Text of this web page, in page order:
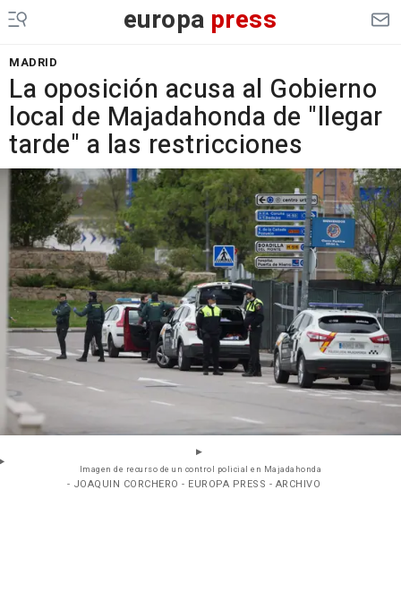
europa press
MADRID
La oposición acusa al Gobierno
local de Majadahonda de "llegar
tarde" a las restricciones
Imagen de recurso de un control policial en Majadahonda
- JOAQUIN CORCHERO - EUROPA PRESS - ARCHIVO